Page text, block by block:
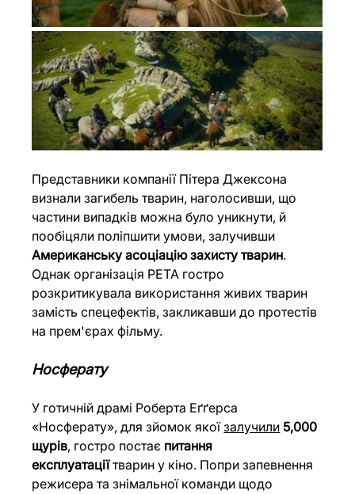
Представники компанії Пітера Джексона
визнали загибель тварин, наголосивши, що
частини випадків можна було уникнути, й
пообіцяли поліпшити умови, залучивши
Американську асоціацію захисту тварин.
Однак організація PETA гостро
розкритикувала використання живих тварин
замість спецефектів, закликавши до протестів
на прем'єрах фільму.
Носферату
У готичній драмі Роберта Еґґерса
«Носферату», для зйомок якої залучили 5,000
щурів, гостро постає питання
експлуатації тварин у кіно. Попри запевнення
режисера та знімальної команди щодо